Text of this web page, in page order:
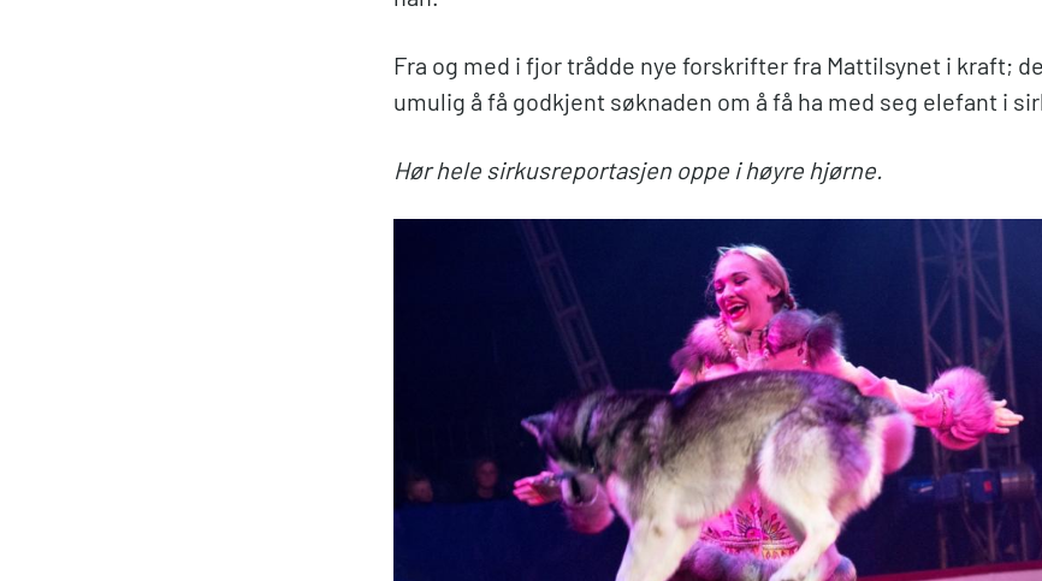
Fra og med i fjor trådde nye forskrifter fra Mattilsynet i kraft;
umulig å få godkjent søknaden om å få ha med seg elefant i
Hør hele sirkusreportasjen oppe i høyre hjørne.